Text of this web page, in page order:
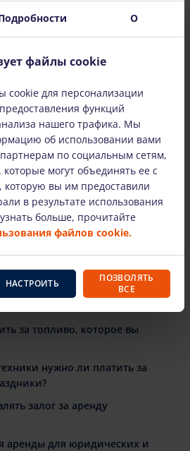
оборудования
Мы сдаем оборудование в
лицам.
ЗАДАВАЕМЫЕ ВОПРОСЫ
инструкции по
арендованного
вернуть арендованное
если арендованное
за топливо, которое вы
нужно ли платить за
залог за аренду
аренды для юридических и
О
файлы cookie
cookie для персонализации
функций
нашего трафика. Мы
об использовании вами
по социальным сетям,
могут объединять ее с
вы им предоставили
в результате использования
больше, прочитайте
файлов cookie.
НАСТРОИТЬ
ПОЗВОЛЯТЬ
ВСЕ